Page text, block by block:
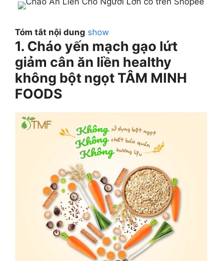
Tóm tắt nội dung show
1. Cháo yến mạch gạo lứt
giảm cân ăn liền healthy
không bột ngọt TÂM MINH
FOODS